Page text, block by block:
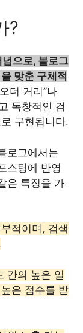
?
으로, 블로그
맞춘 구체적
더 거리”나
독창적인 검
구현됩니다.
로그에서는
스팅에 반영
은 특징을 가
적이며, 검색
간의 높은 일
은 점수를 받